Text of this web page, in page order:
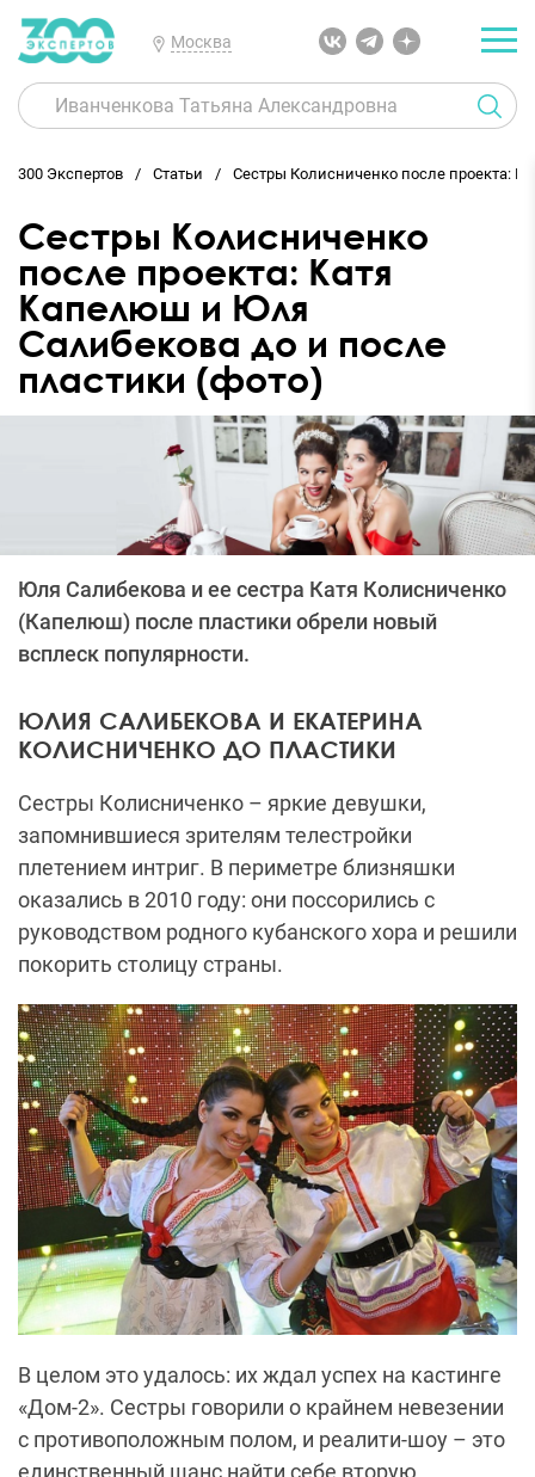
Москва
300 Экспертов Статьи Сестры Колисниченко после проекта:
Сестры Колисниченко
после проекта: Катя
Капелюш и Юля
Салибекова до и после
пластики (фото)
Юля Салибекова и ее сестра Катя Колисниченко
(Капелюш) после пластики обрели новый
всплеск популярности.
ЮЛИЯ САЛИБЕКОВА И ЕКАТЕРИНА
КОЛИСНИЧЕНКО ДО ПЛАСТИКИ
Сестры Колисниченко – яркие девушки,
запомнившиеся зрителям телестройки
плетением интриг. В периметре близняшки
оказались в 2010 году: они поссорились с
руководством родного кубанского хора и решили
покорить столицу страны.
В целом это удалось: их ждал успех на кастинге
«Дом-2». Сестры говорили о крайнем невезении
с противоположным полом, и реалити-шоу – это
единственный шанс найти себе вторую